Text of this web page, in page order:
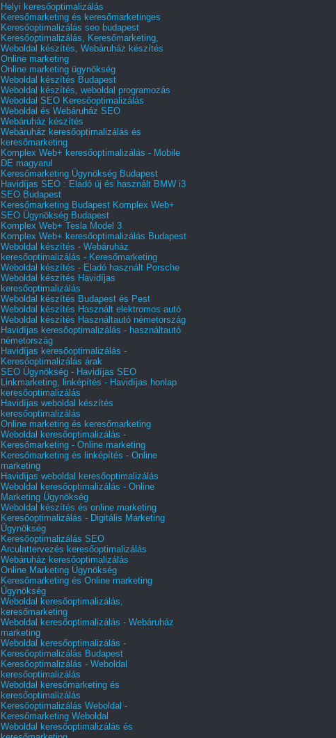
Helyi keresőoptimalizálás
Keresőmarketing és keresőmarketinges
Keresőoptimalizálás seo budapest
Keresőoptimalizálás, Keresőmarketing,
Weboldal készítés, Webáruház készítés
Online marketing
Online marketing ügynökség
Weboldal készítés Budapest
Weboldal készítés, weboldal programozás
Weboldal SEO Keresőoptimalizálás
Weboldal és Webáruház SEO
Webáruház készítés
Webáruház keresőoptimalizálás és
keresőmarketing
Komplex Web+ keresőoptimalizálás - Mobile
DE magyarul
Keresőmarketing Ügynökség Budapest
Havidíjas SEO : Eladó új és használt BMW i3
SEO Budapest
Keresőmarketing Budapest Komplex Web+
SEO Ügynökség Budapest
Komplex Web+ Tesla Model 3
Komplex Web+ keresőoptimalizálás Budapest
Weboldal készítés - Webáruház
keresőoptimalizálás - Keresőmarketing
Weboldal készítés - Eladó használt Porsche
Weboldal készítés Havidíjas
keresőoptimalizálás
Weboldal készítés Budapest és Pest
Weboldal készítés Használt elektromos autó
Weboldal készítés Használtautó németország
Havidíjas keresőoptimalizálás - használtautó
németország
Havidíjas keresőoptimalizálás -
Keresőoptimalizálás árak
SEO Ügynökség - Havidíjas SEO
Linkmarketing, linképítés - Havidíjas honlap
keresőoptimalizálás
Havidíjas weboldal készítés
keresőoptimalizálás
Online marketing és keresőmarketing
Weboldal keresőoptimalizálás -
Keresőmarketing - Online marketing
Keresőmarketing és linképítés - Online
marketing
Havidíjas weboldal keresőoptimalizálás
Weboldal keresőoptimalizálás - Online
Marketing Ügynökség
Weboldal készítés és online marketing
Keresőoptimalizálás - Digitális Marketing
Ügynökség
Keresőoptimalizálás SEO
Arculattervezés keresőoptimalizálás
Webáruház keresőoptimalizálás
Online Marketing Ügynökség
Keresőmarketing és Online marketing
Ügynökség
Weboldal keresőoptimalizálás,
keresőmarketing
Weboldal keresőoptimalizálás - Webáruház
marketing
Weboldal keresőoptimalizálás -
Keresőoptimalizálás Budapest
Keresőoptimalizálás - Weboldal
keresőoptimalizálás
Weboldal keresőmarketing és
keresőoptimalizálás
Keresőoptimalizálás Weboldal -
Keresőmarketing Weboldal
Weboldal keresőoptimalizálás és